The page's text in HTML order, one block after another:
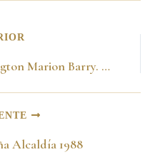
Con el Alcalde de Washington Marion Barry. Charleston 20 de junio de 1989
Alcaldía 1988